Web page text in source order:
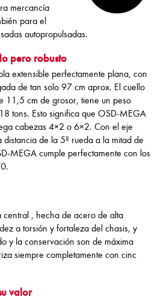
mercancía
para el
autopropulsadas.
pero robusto
extensible perfectamente plana, con
de tan solo 97 cm aprox. El cuello
11,5 cm de grosor, tiene un peso
tons. Esto significa que OSD-MEGA
cabezas 4×2 o 6×2. Con el eje
de la 5º rueda a la mitad de
MEGA cumple perfectamente con los
central , hecha de acero de alta
a torsión y fortaleza del chasis, y
y la conservación son de máxima
siempre completamente con cinc
valor